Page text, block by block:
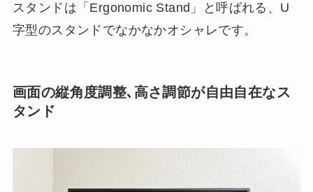
スタンドは「Ergonomic Stand」と呼ばれる、U
字型のスタンドでなかなかオシャレです。
画面の縦角度調整､高さ調節が自由自在なス
タンド